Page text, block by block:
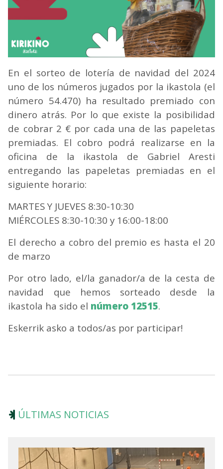
En el sorteo de lotería de navidad del 2024
uno de los números jugados por la ikastola (el
número 54.470) ha resultado premiado con
dinero atrás. Por lo que existe la posibilidad
de cobrar 2 € por cada una de las papeletas
premiadas. El cobro podrá realizarse en la
oficina de la ikastola de Gabriel Aresti
entregando las papeletas premiadas en el
siguiente horario:
MARTES Y JUEVES 8:30-10:30
MIÉRCOLES 8:30-10:30 y 16:00-18:00
El derecho a cobro del premio es hasta el 20
de marzo
Por otro lado, el/la ganador/a de la cesta de
navidad que hemos sorteado desde la
ikastola ha sido el número 12515.
Eskerrik asko a todos/as por participar!
ÚLTIMAS NOTICIAS